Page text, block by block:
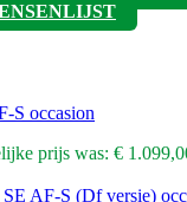
S occasion
prijs was: €